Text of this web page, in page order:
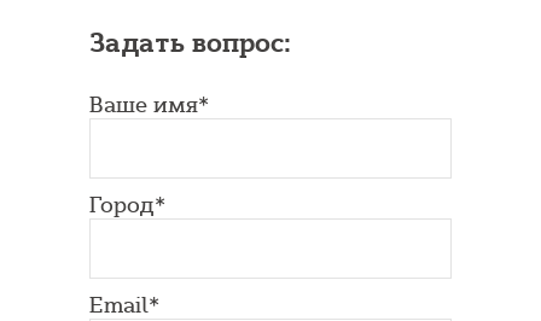
Задать вопрос:
Ваше имя*
Город*
Email*